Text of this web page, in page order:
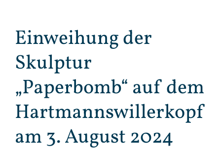
Einweihung der
Skulptur
„Paperbomb“ auf dem
Hartmannswillerkopf
am 3. August 2024